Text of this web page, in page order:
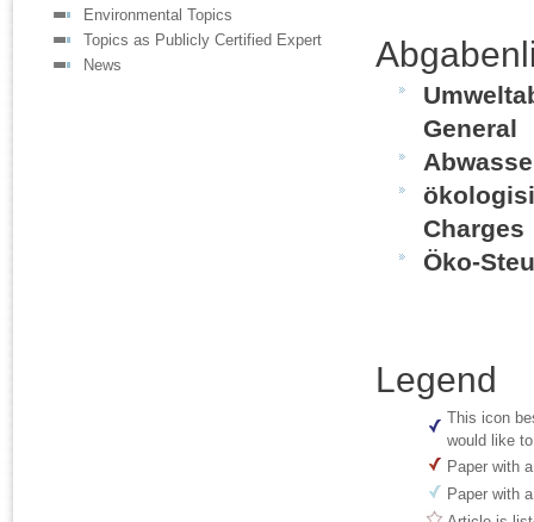
Environmental Topics
Topics as Publicly Certified Expert
News
General
Charges
Öko-
Legend
This icon
would like
Paper with
Paper with